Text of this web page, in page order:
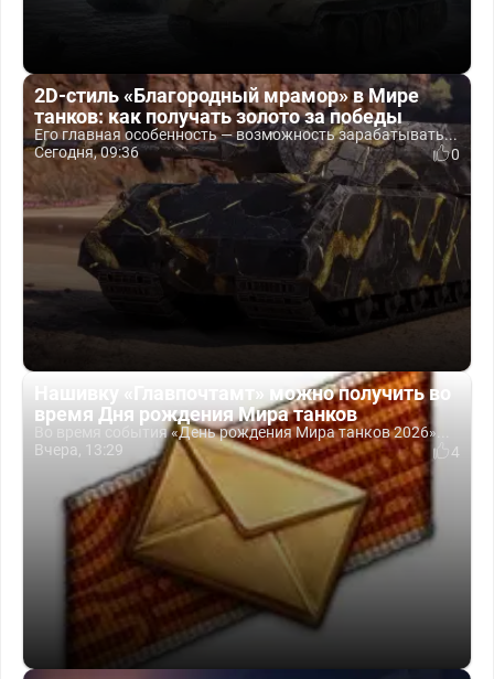
2D-стиль «Благородный мрамор» в Мире
танков: как получать золото за победы
Его главная особенность — возможность зарабатывать...
Сегодня, 09:36
0
Нашивку «Главпочтамт» можно получить во
время Дня рождения Мира танков
Во время события «День рождения Мира танков 2026»...
Вчера, 13:29
4